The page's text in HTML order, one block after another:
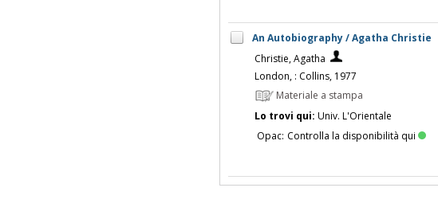
An Autobiography / Agatha Christie
Christie, Agatha
London, : Collins, 1977
Materiale a stampa
Lo trovi qui: Univ. L'Orientale
Opac: Controlla la disponibilità qui